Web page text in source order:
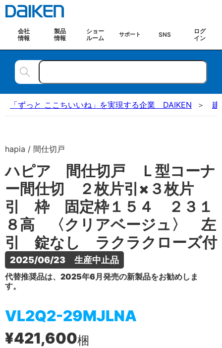
会社
情報
製品
情報
ショー
ルーム
サポート SNS
ログ
イン
「ずっと ここちいいね」を実現する企業 DAIKEN 建
hapia / 間仕切戸
ハピア 間仕切戸 Ｌ型コーナ
ー間仕切 ２枚片引×３枚片
引 枠 固定枠１５４ ２３１
８高 〈クリアベージュ〉 左
引 錠なし ラクラクローズ付
2025/06/23　生産中止品
代替推奨品は、2025年6月発売の新製品をお勧めしま
す。
VL2Q2-29MJLNA
¥421,600梱